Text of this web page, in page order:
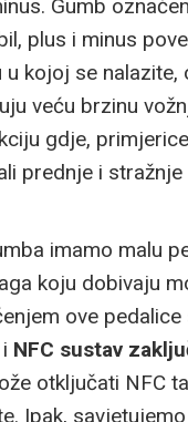
Gumb
plus i minus
kojoj se nalazite,
veću brzinu
gdje,
prednje i
imamo malu
koju dobivaju
ove pedalice
NFC sustav
otključati NFC
Ipak,